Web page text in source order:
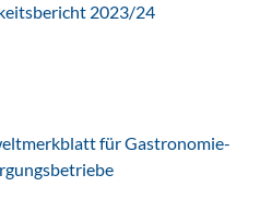
2023/24
für Gastronomie-